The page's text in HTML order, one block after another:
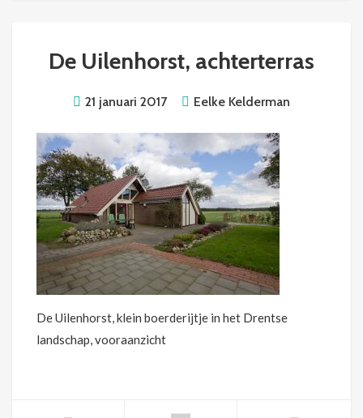
De Uilenhorst, achterterras
21 januari 2017 Eelke Kelderman
De Uilenhorst, klein boerderijtje in het Drentse
landschap, vooraanzicht